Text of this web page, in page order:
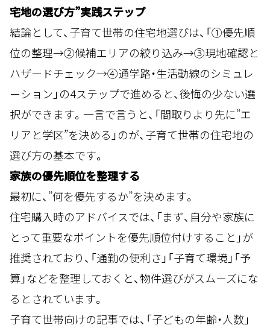
宅地の選び方”実践ステップ
結論として、子育て世帯の住宅地選びは、「①優先順
位の整理→②候補エリアの絞り込み→③現地確認と
ハザードチェック→④通学路・生活動線のシミュレ
ーション」の4ステップで進めると、後悔の少ない選
択ができます。一言で言うと、「間取りより先に”エ
リアと学区”を決める」のが、子育て世帯の住宅地の
選び方の基本です。
家族の優先順位を整理する
最初に、”何を優先するか”を決めます。
住宅購入時のアドバイスでは、「まず、自分や家族に
とって重要なポイントを優先順位付けすること」が
推奨されており、「通勤の便利さ」「子育て環境」「予
算」などを整理しておくと、物件選びがスムーズにな
るとされています。
子育て世帯向けの記事では、「子どもの年齢・人数」